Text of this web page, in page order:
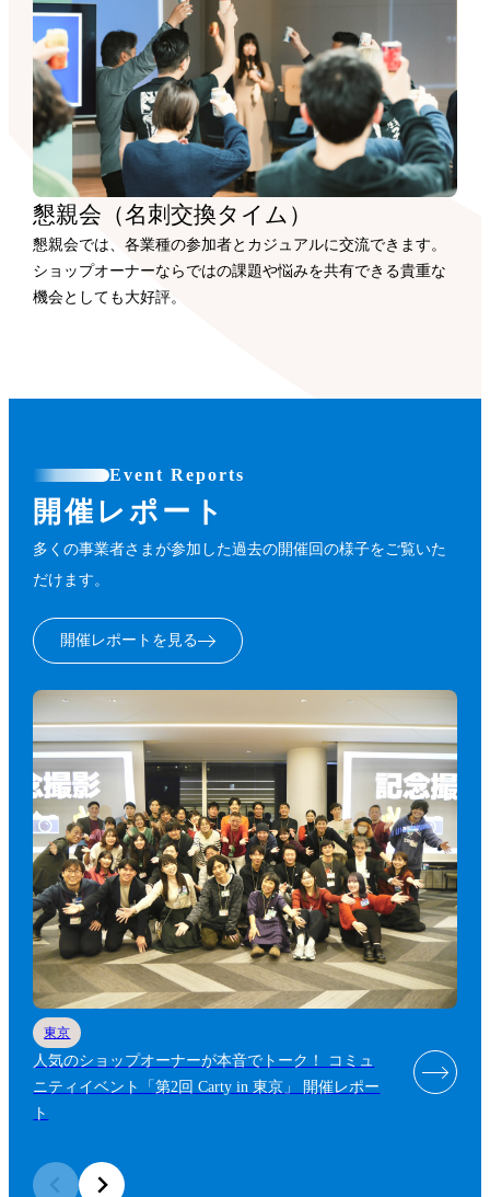
懇親会（名刺交換タイム）
懇親会では、各業種の参加者とカジュアルに交流できます。
ショップオーナーならではの課題や悩みを共有できる貴重な
機会としても大好評。
Event Reports
開催レポート
多くの事業者さまが参加した過去の開催回の様子をご覧いた
だけます。
開催レポートを見る
東京
人気のショップオーナーが本音でトーク！ コミュ
ニティイベント「第2回 Carty in 東京」 開催レポー
ト